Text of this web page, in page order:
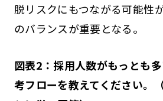
脱リスクにもつながる可能性
のバランスが重要となる。
図表2：採用人数がもっとも
考フローを教えてください。